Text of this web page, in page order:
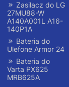
Zasilacz do LG
27MU88-W
A140A001L A16-
140P1A
Bateria do
Ulefone Armor 24
Bateria do
Varta PX625
MRB625A